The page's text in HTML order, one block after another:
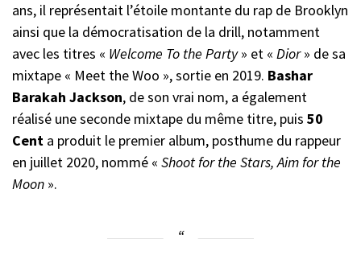
ans, il représentait l’étoile montante du rap de Brooklyn
ainsi que la démocratisation de la drill, notamment
avec les titres « Welcome To the Party» et « Dior» de sa
mixtape « Meet the Woo », sortie en 2019. Bashar
Barakah Jackson, de son vrai nom, a également
réalisé une seconde mixtape du même titre, puis 50
Cent a produit le premier album, posthume du rappeur
en juillet 2020, nommé « Shoot for the Stars, Aim for the
Moon ».